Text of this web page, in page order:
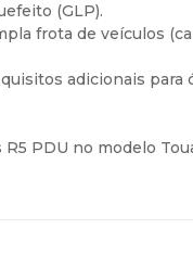
(GLP).
frota de veículos
adicionais
PDU no modelo